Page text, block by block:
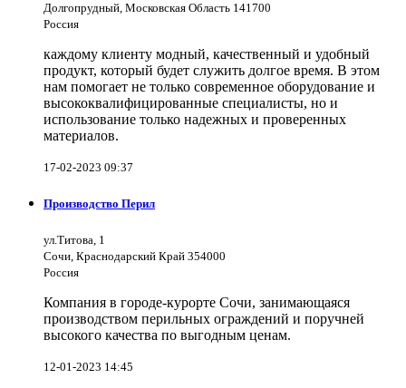
Долгопрудный, Московская Область 141700
Россия
каждому клиенту модный, качественный и удобный
продукт, который будет служить долгое время. В этом
нам помогает не только современное оборудование и
высококвалифицированные специалисты, но и
использование только надежных и проверенных
материалов.
17-02-2023 09:37
Производство Перил
ул.Титова, 1
Сочи, Краснодарский Край 354000
Россия
Компания в городе-курорте Сочи, занимающаяся
производством перильных ограждений и поручней
высокого качества по выгодным ценам.
12-01-2023 14:45